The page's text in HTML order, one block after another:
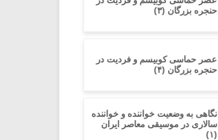
حنجره بزرگان (۳)
عصر حماسی کوبیسم و فردیت در
حنجره بزرگان (۴)
نگاهی به وضعیت خواننده و خواننده
سالاری در موسیقی معاصر ایران
(۱)